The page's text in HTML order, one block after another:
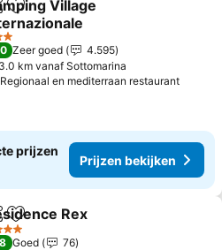
Toevoegen aan favorieten
Village
Zeer goed
4.595
3.0 km vanaf Sottomarina
Regionaal en mediterraan restaurant
prijzen
Prijzen bekijken
Toevoegen aan favorieten
Rex
Goed
76